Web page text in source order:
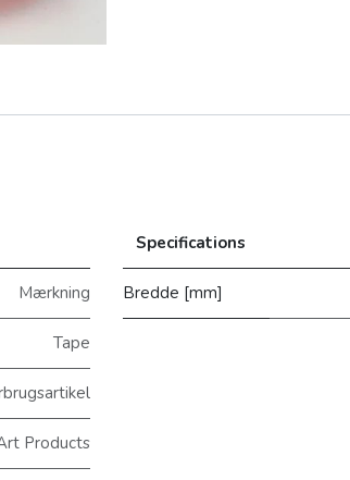
Mærkning
Tape
Products
Specifications
Bredde [mm]